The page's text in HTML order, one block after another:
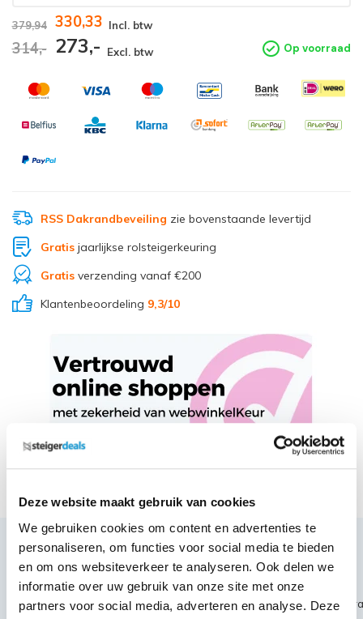
Deze website maakt gebruik van cookies
We gebruiken cookies om content en advertenties te
personaliseren, om functies voor social media te bieden
en om ons websiteverkeer te analyseren. Ook delen we
informatie over uw gebruik van onze site met onze
partners voor social media, adverteren en analyse. Deze
379,94 330,33 Incl. btw
314,- 273,- Excl. btw Op voorraad
RSS Dakrandbeveiling zie bovenstaande levertijd
Gratisjaarlijkse rolsteigerkeuring
Gratisverzending vanaf €200
Klantenbeoordeling 9,3/10
Productbeschrijving
~~https://cdn.webshopapp.com/shops/189476/files/451435720/